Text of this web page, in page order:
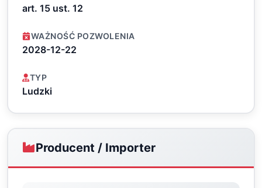
art. 15 ust. 12
WAŻNOŚĆ POZWOLENIA
2028-12-22
TYP
Ludzki
Producent / Importer